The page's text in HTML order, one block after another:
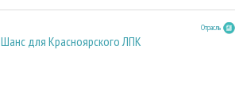
Отрасль
Шанс для Красноярского ЛПК